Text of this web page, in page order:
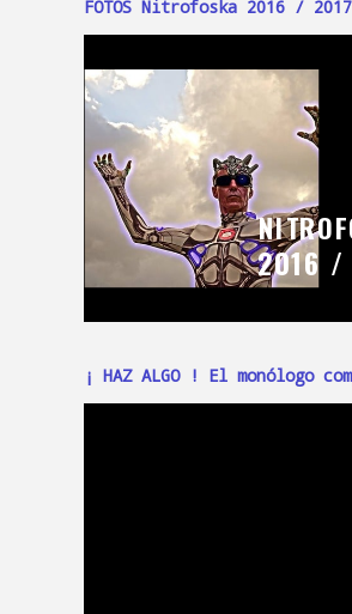
FOTOS Nitrofoska 2016 / 2017
¡ HAZ ALGO ! El monólogo